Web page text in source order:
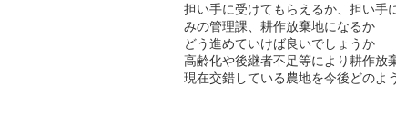
担い手に受けてもらえるか、担い手
みの管理課、耕作放棄地になるか
どう進めていけば良いでしょうか
高齢化や後継者不足等により耕作放
現在交錯している農地を今後どのよ